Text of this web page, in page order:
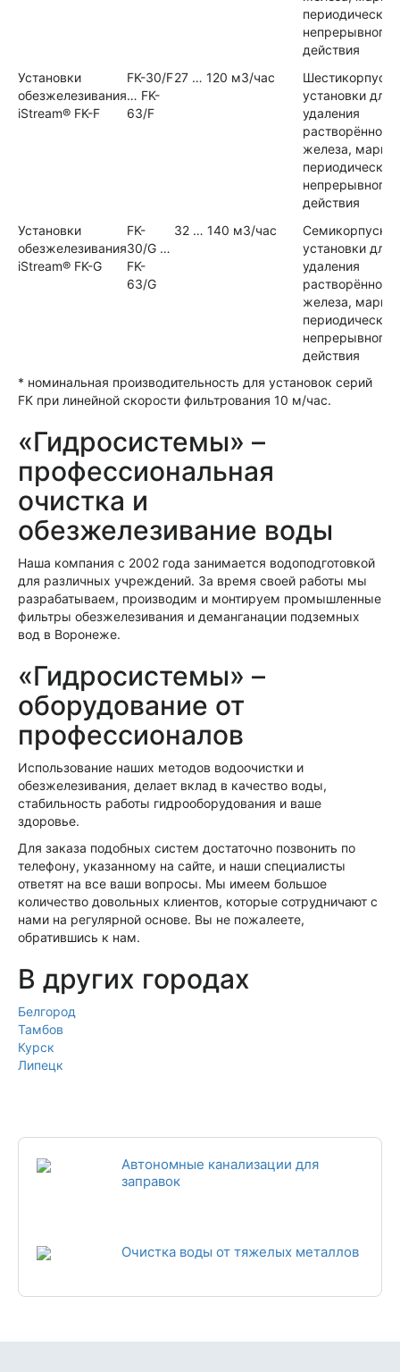
непрерывного
действия
Установки
обезжелезивания
iStream® FK-F
FK-30/F
… FK-
63/F
27 … 120 м3/час
установки для
удаления
растворённого
железа,
непрерывного
действия
Установки
обезжелезивания
iStream® FK-G
FK-
30/G …
FK-
63/G
32 … 140 м3/час
установки для
удаления
растворённого
железа,
непрерывного
действия
* номинальная производительность для установок серий
FK при линейной скорости фильтрования 10 м/час.
«Гидросистемы» –
профессиональная
очистка и
обезжелезивание воды
Наша компания с 2002 года занимается водоподготовкой
для различных учреждений. За время своей работы мы
разрабатываем, производим и монтируем промышленные
фильтры обезжелезивания и деманганации подземных
вод в Воронеже.
«Гидросистемы» –
оборудование от
профессионалов
Использование наших методов водоочистки и
обезжелезивания, делает вклад в качество воды,
стабильность работы гидрооборудования и ваше
здоровье.
Для заказа подобных систем достаточно позвонить по
телефону, указанному на сайте, и наши специалисты
ответят на все ваши вопросы. Мы имеем большое
количество довольных клиентов, которые сотрудничают с
нами на регулярной основе. Вы не пожалеете,
обратившись к нам.
В других городах
Белгород
Тамбов
Курск
Липецк
Автономные канализации для
заправок
Очистка воды от тяжелых металлов